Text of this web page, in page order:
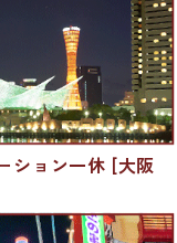
ション一休 [大阪